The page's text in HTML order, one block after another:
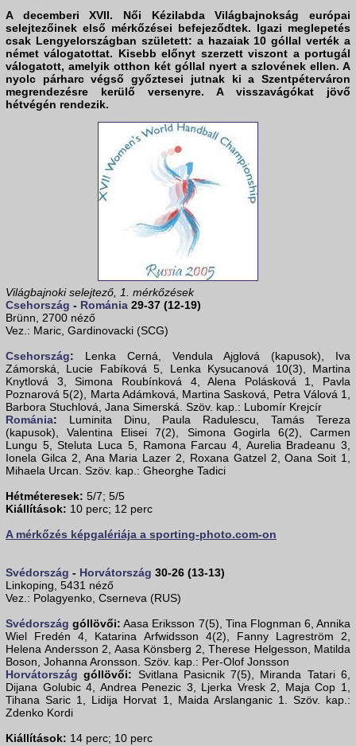
A decemberi XVII. Női Kézilabda Világbajnokság európai
selejtezőinek első mérkőzései befejeződtek. Igazi meglepetés
csak Lengyelországban született: a hazaiak 10 góllal verték a
német válogatottat. Kisebb előnyt szerzett viszont a portugál
válogatott, amelyik otthon két góllal nyert a szlovének ellen. A
nyolc párharc végső győztesei jutnak ki a Szentpéterváron
megrendezésre kerülő versenyre. A visszavágókat jövő
hétvégén rendezik.
Világbajnoki selejtező, 1. mérkőzések
Csehország - Románia 29-37 (12-19)
Brünn, 2700 néző
Vez.: Maric, Gardinovacki (SCG)
Csehország: Lenka Cerná, Vendula Ajglová (kapusok), Iva
Zámorská, Lucie Fabíková 5, Lenka Kysucanová 10(3), Martina
Knytlová 3, Simona Roubínková 4, Alena Polásková 1, Pavla
Poznarová 5(2), Marta Adámková, Martina Sasková, Petra Válová 1,
Barbora Stuchlová, Jana Simerská. Szöv. kap.: Lubomír Krejcír
Románia: Luminita Dinu, Paula Radulescu, Tamás Tereza
(kapusok), Valentina Elisei 7(2), Simona Gogirla 6(2), Carmen
Lungu 5, Steluta Luca 5, Ramona Farcau 4, Aurelia Bradeanu 3,
Ionela Gilca 2, Ana Maria Lazer 2, Roxana Gatzel 2, Oana Soit 1,
Mihaela Urcan. Szöv. kap.: Gheorghe Tadici
Hétméteresek: 5/7; 5/5
Kiállítások: 10 perc; 12 perc
A mérkőzés képgalériája a sporting-photo.com-on
Svédország - Horvátország 30-26 (13-13)
Linkoping, 5431 néző
Vez.: Polagyenko, Cserneva (RUS)
Svédország góllövői: Aasa Eriksson 7(5), Tina Flognman 6, Annika
Wiel Fredén 4, Katarina Arfwidsson 4(2), Fanny Lagreström 2,
Helena Andersson 2, Aasa Könsberg 2, Therese Helgesson, Matilda
Boson, Johanna Aronsson. Szöv. kap.: Per-Olof Jonsson
Horvátország góllövői: Svitlana Pasicnik 7(5), Miranda Tatari 6,
Dijana Golubic 4, Andrea Penezic 3, Ljerka Vresk 2, Maja Cop 1,
Tihana Saric 1, Lidija Horvat 1, Maida Arslanganic 1. Szöv. kap.:
Zdenko Kordi
Kiállítások: 14 perc; 10 perc